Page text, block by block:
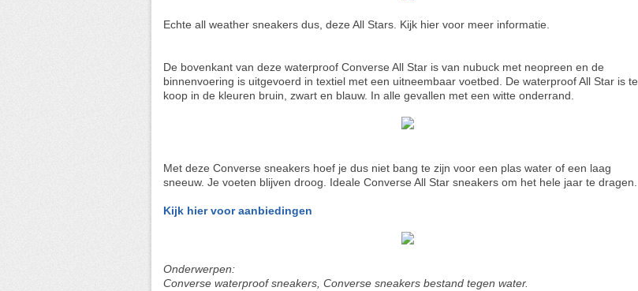
Echte all weather sneakers dus, deze All Stars. Kijk hier voor meer informatie.
De bovenkant van deze waterproof Converse All Star is van nubuck met neopreen en de
binnenvoering is uitgevoerd in textiel met een uitneembaar voetbed. De waterproof All Star is te
koop in de kleuren bruin, zwart en blauw. In alle gevallen met een witte onderrand.
Met deze Converse sneakers hoef je dus niet bang te zijn voor een plas water of een laag
sneeuw. Je voeten blijven droog. Ideale Converse All Star sneakers om het hele jaar te dragen.
Kijk hier voor aanbiedingen
Onderwerpen:
Converse waterproof sneakers, Converse sneakers bestand tegen water.